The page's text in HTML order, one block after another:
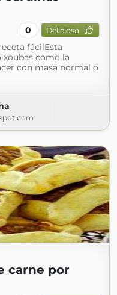
0 Delicioso
fácilEsta
xoubas como la
con masa normal o
carne por